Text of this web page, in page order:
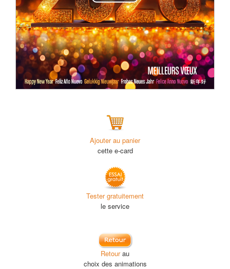
Video
Ajouter au panier
cette e-card
Tester gratuitement
le service
Retourau
choix des animations